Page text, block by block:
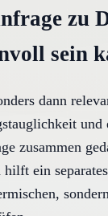
zu
sein
dann
zusammen
ein